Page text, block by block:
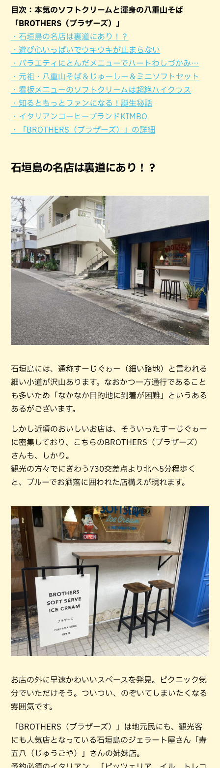
目次：本気のソフトクリームと渾身の八重山そば
「BROTHERS（ブラザーズ）」
・石垣島の名店は裏道にあり！？
・遊び心いっぱいでウキウキが止まらない
・バラエティにとんだメニューでハートわしづかみ…
・元祖・八重山そば＆じゅーしー＆ミニソフトセット
・看板メニューのソフトクリームは超絶ハイクラス
・知るともっとファンになる！誕生秘話
・イタリアンコーヒーブランドKIMBO
・「BROTHERS（ブラザーズ）」の詳細
石垣島の名店は裏道にあり！？
石垣島には、通称すーじぐゎー（細い路地）と言われる
細い小道が沢山あります。なおかつ一方通行であること
も多いため「なかなか目的地に到着が困難」というある
あるがございます。
しかし近頃のおいしいお店は、そういったすーじぐゎー
に密集しており、こちらのBROTHERS（ブラザーズ）
さんも、しかり。
観光の方々でにぎわう730交差点より北へ5分程歩く
と、ブルーでお洒落に囲われた店構えが現れます。
お店の外に早速かわいいスペースを発見。ピクニック気
分でいただけそう。ついつい、のぞいてしまいたくなる
雰囲気です。
「BROTHERS（ブラザーズ）」は地元民にも、観光客
にも人気店となっている石垣島のジェラート屋さん「寿
五八（じゅうごや）」さんの姉妹店。
予約必須のイタリアン、「ピッツェリア イル トレコ